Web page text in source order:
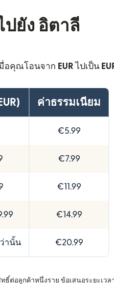
ปยัง อิตาลี
อคุณโอนจาก EUR ไปเป็น
ค่าธรรมเนียม
€5.99
€7.99
€11.99
€14.99
านั้น €20.99
ต่อลูกค้าหนึ่งราย ข้อเสนอระยะเวล